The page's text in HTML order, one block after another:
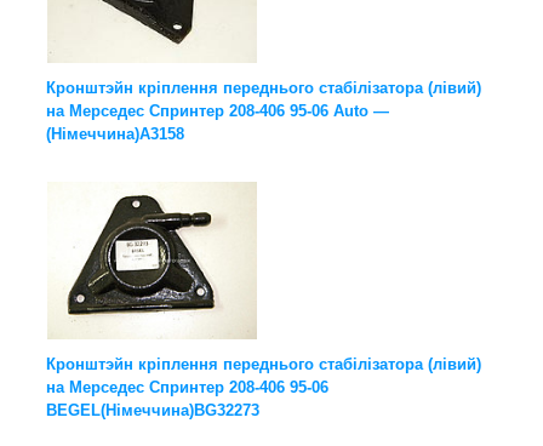
Кронштэйн кріплення переднього стабілізатора (лівий)
на Мерседес Спринтер 208-406 95-06 Auto —
(Німеччина)A3158
Кронштэйн кріплення переднього стабілізатора (лівий)
на Мерседес Спринтер 208-406 95-06
BEGEL(Німеччина)BG32273